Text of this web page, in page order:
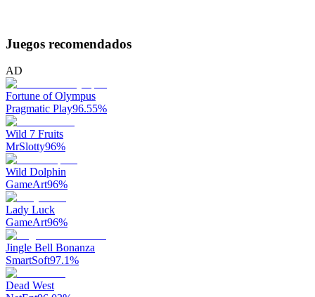
Juegos recomendados
AD
Fortune of Olympus
Pragmatic Play96.55%
Wild 7 Fruits
MrSlotty96%
Wild Dolphin
GameArt96%
Lady Luck
GameArt96%
Jingle Bell Bonanza
SmartSoft97.1%
Dead West